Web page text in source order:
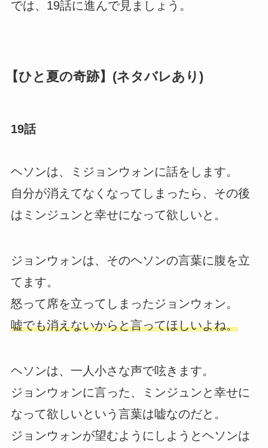
では、19話に進んで見ましょう。
【ひと夏の奇跡】(ネタバレあり)
19話
ヘソンは、ミジョンウォンに話をします。
自分が消えてなくなってしまったら、その後
はミンジュンと幸せになって欲しいと。
ジョンウォンは、そのヘソンの言葉に腹を立
てます。
怒って席を立ってしまったジョンウォン。
嘘でも消えないからと言ってほしいよね。
ヘソンは、一人小さな声で呟きます。
ジョンウォンに言った、ミンジュンと幸せに
なって欲しいという言葉は嘘なのだと。
ジョンウォンが望むようにしようとヘソンは